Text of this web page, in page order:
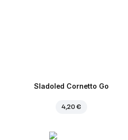
Sladoled Cornetto Go
4,20 €